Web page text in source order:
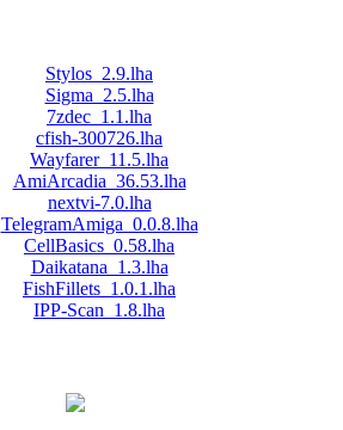
Stylos_2.9.lha
Sigma_2.5.lha
7zdec_1.1.lha
cfish-300726.lha
Wayfarer_11.5.lha
AmiArcadia_36.53.lha
nextvi-7.0.lha
TelegramAmiga_0.0.8.lha
CellBasics_0.58.lha
Daikatana_1.3.lha
FishFillets_1.0.1.lha
IPP-Scan_1.8.lha